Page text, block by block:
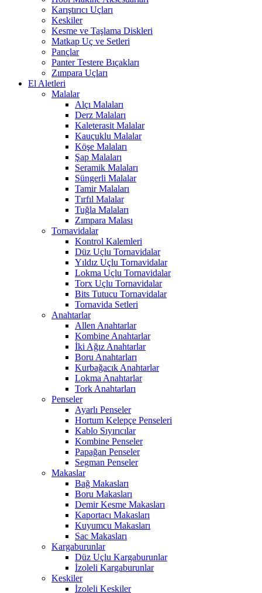
Karıştırıcı Uçları
Keskiler
Kesme ve Taşlama Diskleri
Matkap Uç ve Setleri
Pançlar
Panter Testere Bıçakları
Zımpara Uçları
El Aletleri
Malalar
Alçı Malaları
Derz Malaları
Kaleterasit Malalar
Kauçuklu Malalar
Köşe Malaları
Şap Malaları
Seramik Malaları
Süngerli Malalar
Tamir Malaları
Tırfıl Malalar
Tuğla Malaları
Zımpara Malası
Tornavidalar
Kontrol Kalemleri
Düz Uçlu Tornavidalar
Yıldız Uçlu Tornavidalar
Lokma Uçlu Tornavidalar
Torx Uçlu Tornavidalar
Bits Tutucu Tornavidalar
Tornavida Setleri
Anahtarlar
Allen Anahtarlar
Kombine Anahtarlar
İki Ağız Anahtarlar
Boru Anahtarları
Kurbağacık Anahtarlar
Lokma Anahtarlar
Tork Anahtarları
Penseler
Ayarlı Penseler
Hortum Kelepçe Penseleri
Kablo Sıyırıcılar
Kombine Penseler
Papağan Penseler
Segman Penseler
Makaslar
Bağ Makasları
Boru Makasları
Demir Kesme Makasları
Kaportacı Makasları
Kuyumcu Makasları
Sac Makasları
Kargaburunlar
Düz Uçlu Kargaburunlar
İzoleli Kargaburunlar
Keskiler
İzoleli Keskiler